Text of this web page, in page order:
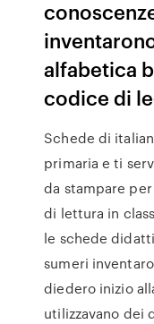
alfabetica
codice di
Schede di
primaria e ti
da stampare
di lettura in
le schede
sumeri
diedero inizio
utilizzavano dei